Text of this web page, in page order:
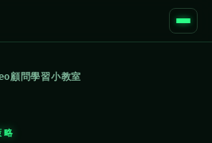
顧問學習小教室